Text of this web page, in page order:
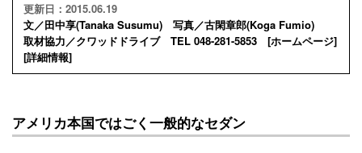
更新日：2015.06.19
文／田中享(Tanaka Susumu) 写真／古閑章郎(Koga Fumio)
取材協力／クワッドドライブ TEL 048-281-5853 [ホームページ]
[詳細情報]
アメリカ本国ではごく一般的なセダン